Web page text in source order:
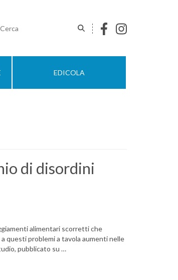
EDICOLA
di disordini
alimentari scorretti che
questi problemi a tavola aumenti nelle
pubblicato su …